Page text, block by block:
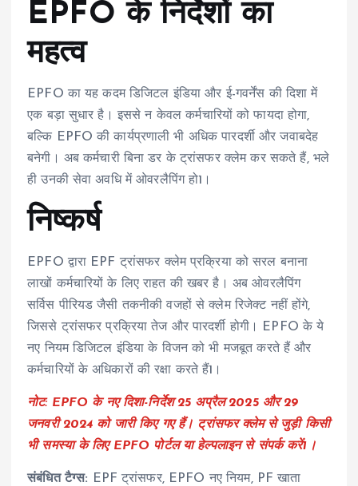
EPFO के निर्देशों का
महत्व
EPFO का यह कदम डिजिटल इंडिया और ई-गवर्नेंस की दिशा में
एक बड़ा सुधार है। इससे न केवल कर्मचारियों को फायदा होगा,
बल्कि EPFO की कार्यप्रणाली भी अधिक पारदर्शी और जवाबदेह
बनेगी। अब कर्मचारी बिना डर के ट्रांसफर क्लेम कर सकते हैं, भले
ही उनकी सेवा अवधि में ओवरलैपिंग हो1 ।
निष्कर्ष
EPFO द्वारा EPF ट्रांसफर क्लेम प्रक्रिया को सरल बनाना
लाखों कर्मचारियों के लिए राहत की खबर है। अब ओवरलैपिंग
सर्विस पीरियड जैसी तकनीकी वजहों से क्लेम रिजेक्ट नहीं होंगे,
जिससे ट्रांसफर प्रक्रिया तेज और पारदर्शी होगी। EPFO के ये
नए नियम डिजिटल इंडिया के विजन को भी मजबूत करते हैं और
कर्मचारियों के अधिकारों की रक्षा करते हैं1 ।
नोट:EPFO के नए दिशा-निर्देश 25 अप्रैल 2025 और 29
जनवरी 2024 को जारी किए गए हैं। ट्रांसफर क्लेम से जुड़ी किसी
भी समस्या के लिए EPFO पोर्टल या हेल्पलाइन से संपर्क करें1 ।
संबंधित टैग्स: EPF ट्रांसफर, EPFO नए नियम, PF खाता